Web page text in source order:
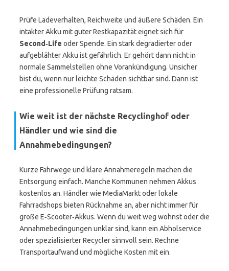
Prüfe Ladeverhalten, Reichweite und äußere Schäden. Ein
intakter Akku mit guter Restkapazität eignet sich für
Second‑Life oder Spende. Ein stark degradierter oder
aufgeblähter Akku ist gefährlich. Er gehört dann nicht in
normale Sammelstellen ohne Vorankündigung. Unsicher
bist du, wenn nur leichte Schäden sichtbar sind. Dann ist
eine professionelle Prüfung ratsam.
Wie weit ist der nächste Recyclinghof oder
Händler und wie sind die
Annahmebedingungen?
Kurze Fahrwege und klare Annahmeregeln machen die
Entsorgung einfach. Manche Kommunen nehmen Akkus
kostenlos an. Händler wie MediaMarkt oder lokale
Fahrradshops bieten Rücknahme an, aber nicht immer für
große E‑Scooter‑Akkus. Wenn du weit weg wohnst oder die
Annahmebedingungen unklar sind, kann ein Abholservice
oder spezialisierter Recycler sinnvoll sein. Rechne
Transportaufwand und mögliche Kosten mit ein.